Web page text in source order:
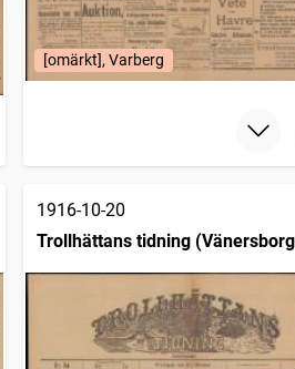
[omärkt], Varberg
1916-10-20
Trollhättans tidning